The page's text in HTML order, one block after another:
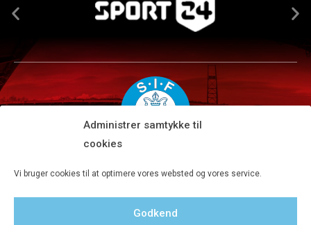
Administrer samtykke til
cookies
Vi bruger cookies til at optimere vores websted og vores service.
Godkend